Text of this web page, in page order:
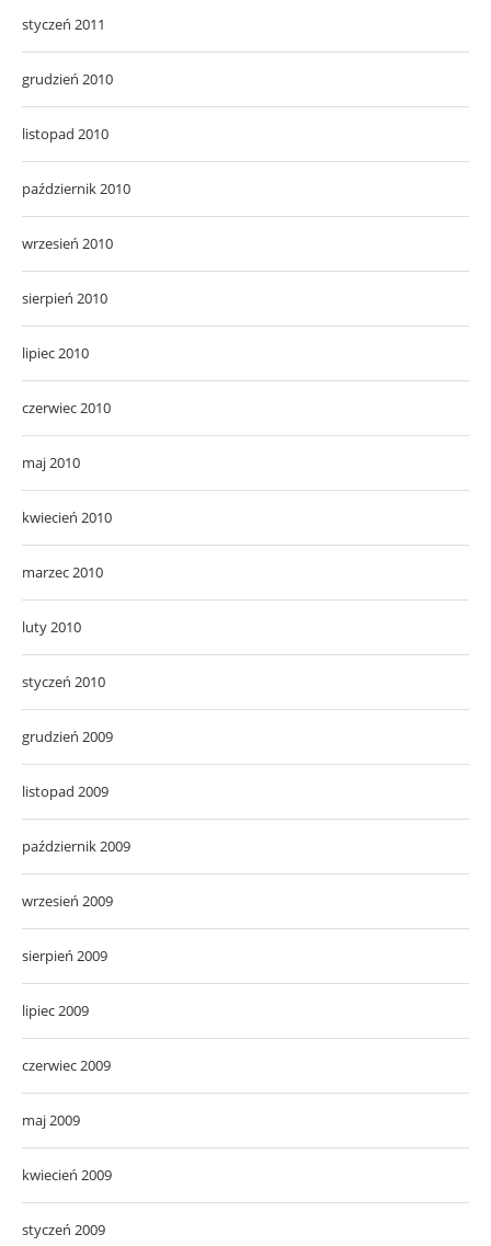
styczeń 2011
grudzień 2010
listopad 2010
październik 2010
wrzesień 2010
sierpień 2010
lipiec 2010
czerwiec 2010
maj 2010
kwiecień 2010
marzec 2010
luty 2010
styczeń 2010
grudzień 2009
listopad 2009
październik 2009
wrzesień 2009
sierpień 2009
lipiec 2009
czerwiec 2009
maj 2009
kwiecień 2009
styczeń 2009